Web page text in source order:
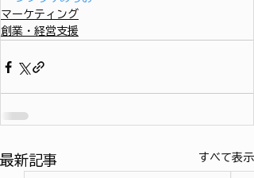
マーケティング
創業・経営支援
最新記事 すべて表示